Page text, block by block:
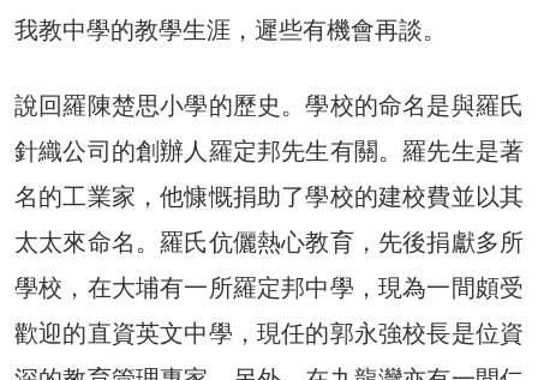
我教中學的教學生涯，遲些有機會再談。
說回羅陳楚思小學的歷史。學校的命名是與羅氏
針織公司的創辦人羅定邦先生有關。羅先生是著
名的工業家，他慷慨捐助了學校的建校費並以其
太太來命名。羅氏伉儷熱心教育，先後捐獻多所
學校，在大埔有一所羅定邦中學，現為一間頗受
歡迎的直資英文中學，現任的郭永強校長是位資